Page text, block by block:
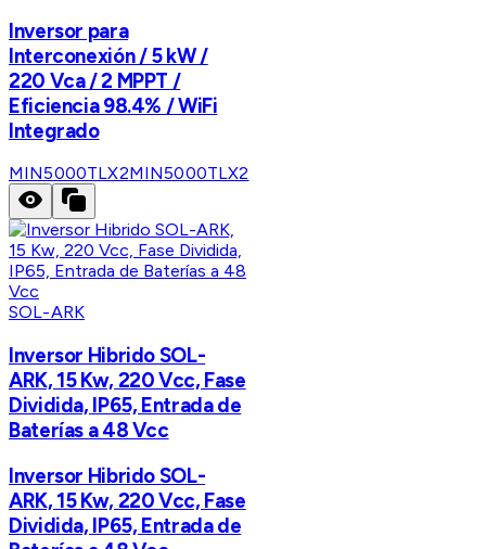
Inversor para
Interconexión / 5 kW /
220 Vca / 2 MPPT /
Eficiencia 98.4% / WiFi
Integrado
MIN5000TLX2MIN5000TLX2
SOL-ARK
Inversor Hibrido SOL-
ARK, 15 Kw, 220 Vcc, Fase
Dividida, IP65, Entrada de
Baterías a 48 Vcc
Inversor Hibrido SOL-
ARK, 15 Kw, 220 Vcc, Fase
Dividida, IP65, Entrada de